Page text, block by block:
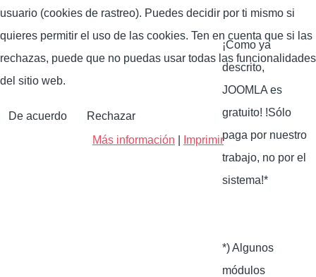
¡Como ya
descrito,
JOOMLA es
gratuito! !Sólo
paga por nuestro
trabajo, no por el
sistema!*
*) Algunos
módulos
usuario (cookies de rastreo). Puedes decidir por ti mismo si
quieres permitir el uso de las cookies. Ten en cuenta que si las
rechazas, puede que no puedas usar todas las funcionalidades
del sitio web.
De acuerdo
Rechazar
Más información
Imprimir